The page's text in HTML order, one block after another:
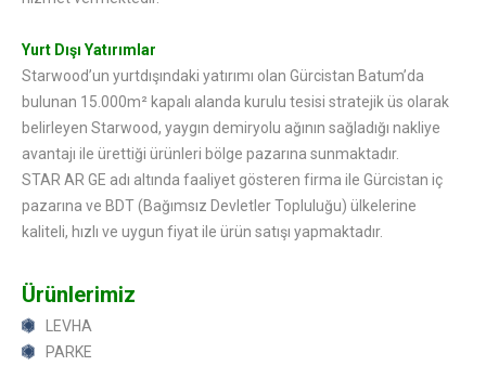
Yurt Dışı Yatırımlar
Starwood’un yurtdışındaki yatırımı olan Gürcistan Batum’da
bulunan 15.000m² kapalı alanda kurulu tesisi stratejik üs olarak
belirleyen Starwood, yaygın demiryolu ağının sağladığı nakliye
avantajı ile ürettiği ürünleri bölge pazarına sunmaktadır.
STAR AR GE adı altında faaliyet gösteren firma ile Gürcistan iç
pazarına ve BDT (Bağımsız Devletler Topluluğu) ülkelerine
kaliteli, hızlı ve uygun fiyat ile ürün satışı yapmaktadır.
Ürünlerimiz
LEVHA
PARKE